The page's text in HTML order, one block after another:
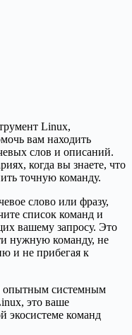
Linux,
вам находить
слов и описаний.
когда вы знаете, что
точную команду.
слово или фразу,
список команд и
вашему запросу. Это
нужную команду, не
и не прибегая к
опытным системным
это ваше
экосистеме команд